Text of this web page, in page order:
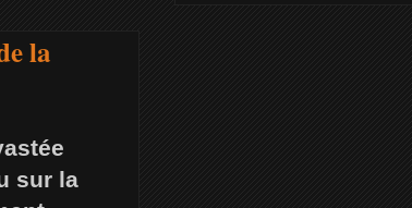
la
sur la